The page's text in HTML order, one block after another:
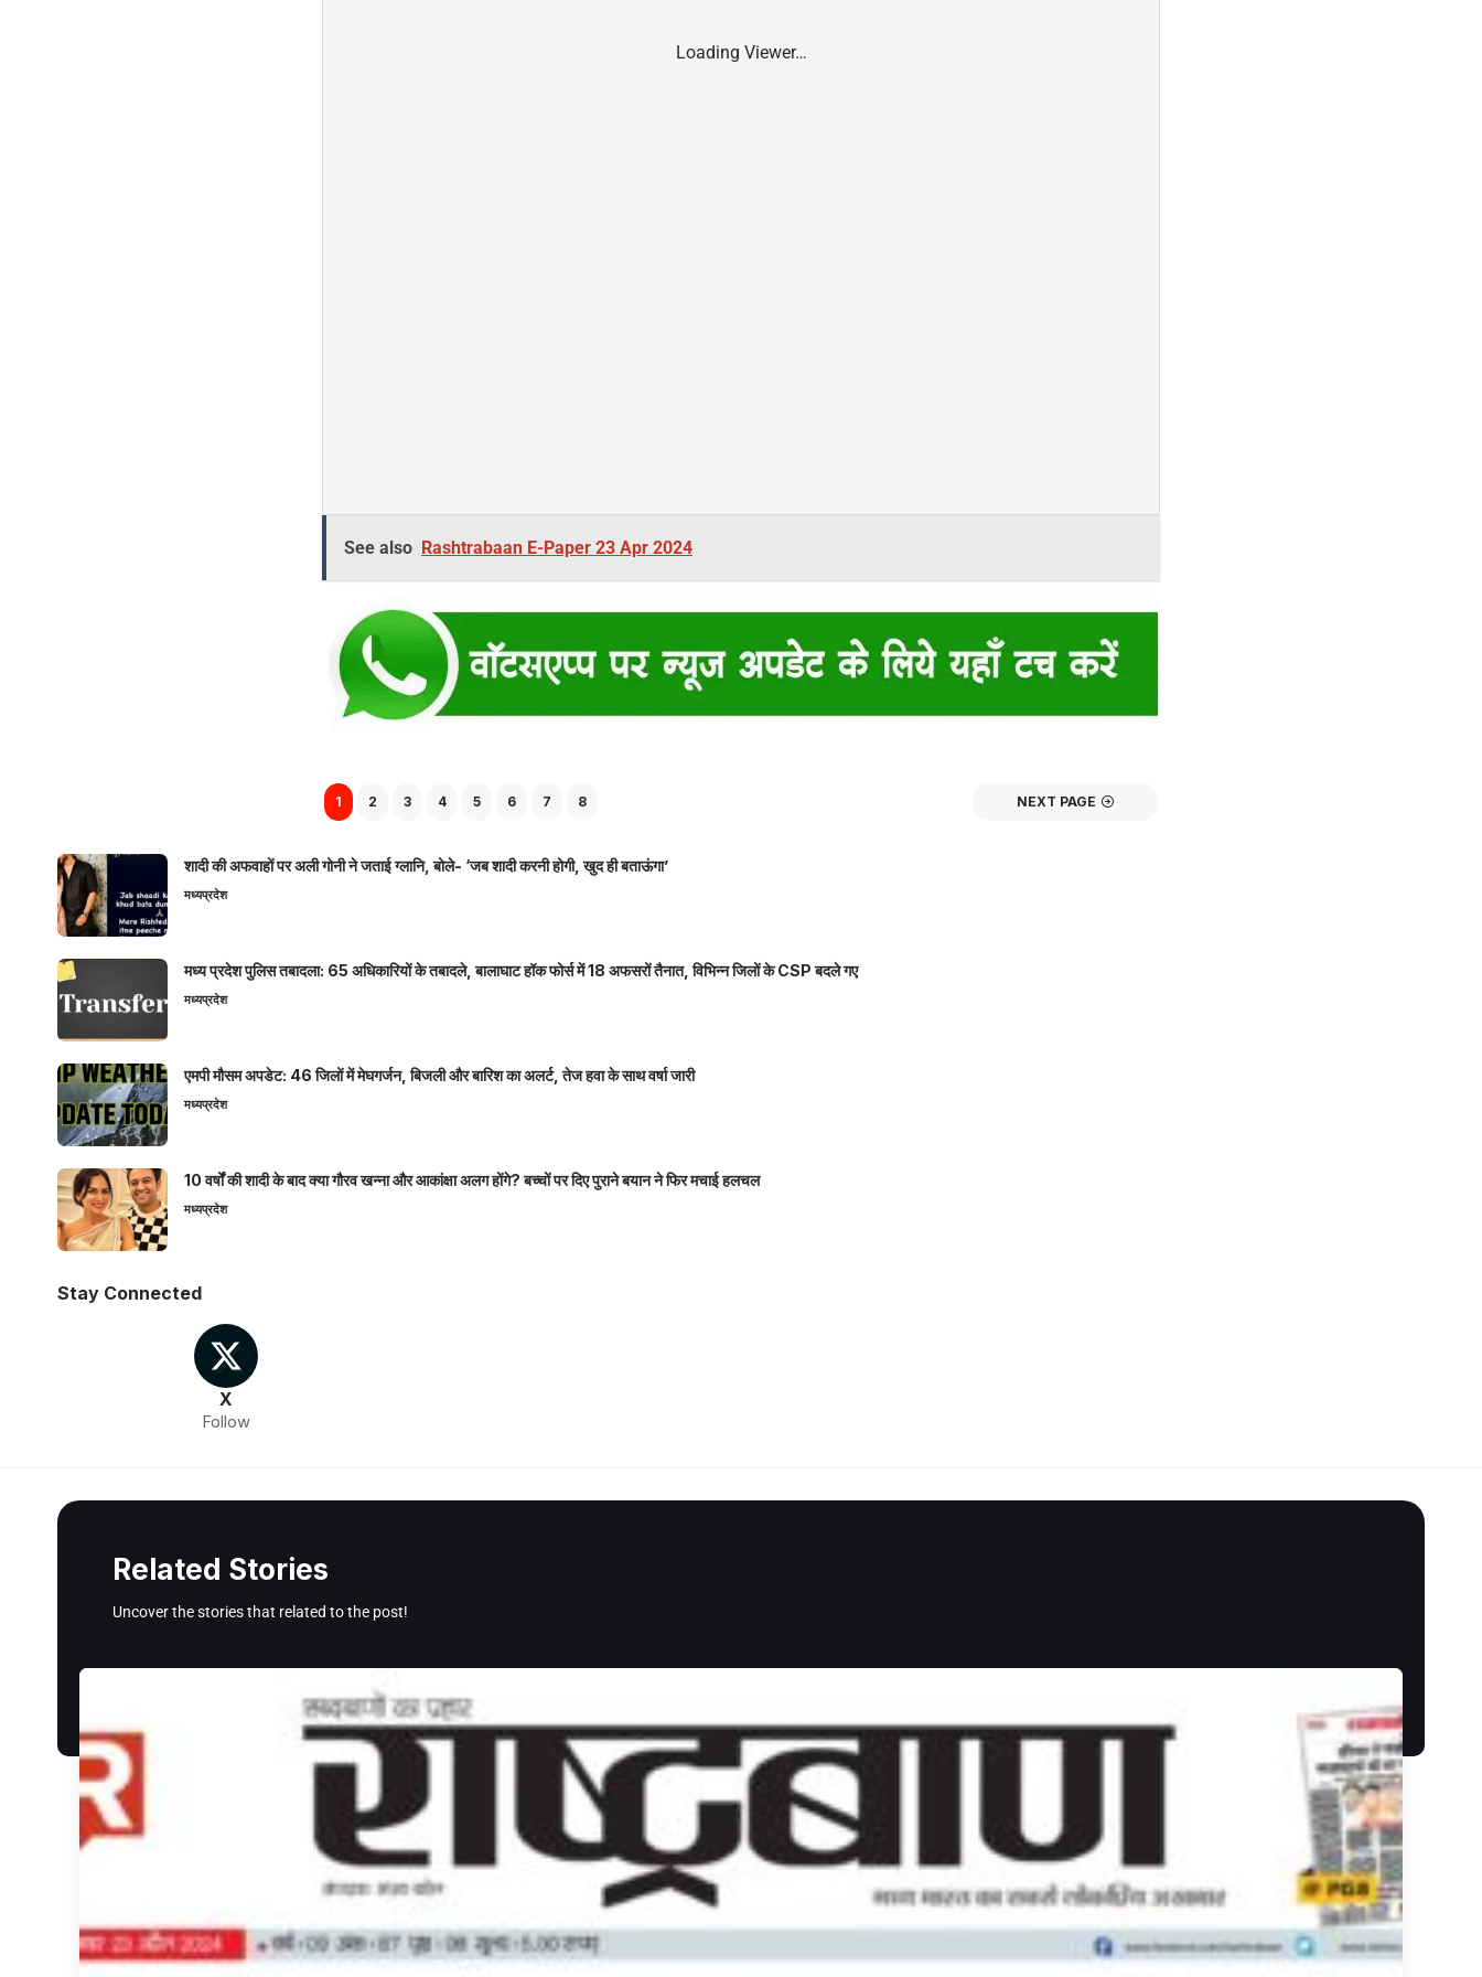
Loading Viewer…
See also Rashtrabaan E-Paper 23 Apr 2024
1 2 3 4 5 6 7 8 NEXT PAGE
शादी की अफवाहों पर अली गोनी ने जताई ग्लानि, बोले- ‘जब शादी करनी होगी, खुद ही बताऊंगा’
मध्यप्रदेश
मध्य प्रदेश पुलिस तबादला: 65 अधिकारियों के तबादले, बालाघाट हॉक फोर्स में 18 अफसरों तैनात, विभिन्न जिलों के CSP बदले गए
मध्यप्रदेश
एमपी मौसम अपडेट: 46 जिलों में मेघगर्जन, बिजली और बारिश का अलर्ट, तेज हवा के साथ वर्षा जारी
मध्यप्रदेश
10 वर्षों की शादी के बाद क्या गौरव खन्ना और आकांक्षा अलग होंगे? बच्चों पर दिए पुराने बयान ने फिर मचाई हलचल
मध्यप्रदेश
Stay Connected
X
Follow
Related Stories
Uncover the stories that related to the post!